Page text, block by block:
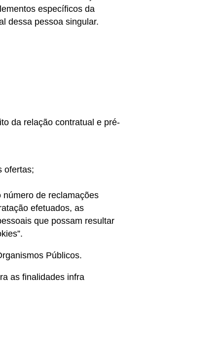
específicos da
dessa pessoa singular.
da relação contratual e pré-
ofertas;
de reclamações
efetuados, as
que possam resultar
Públicos.
as finalidades infra